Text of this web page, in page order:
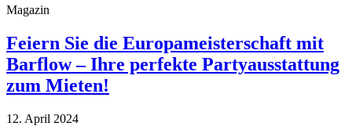
Magazin
Feiern Sie die Europameisterschaft mit
Barflow – Ihre perfekte Partyausstattung
zum Mieten!
12. April 2024